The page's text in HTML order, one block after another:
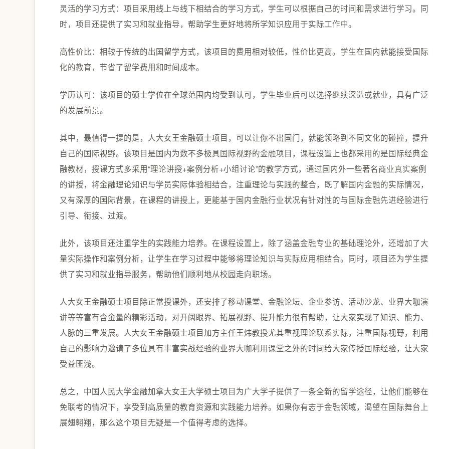
灵活的学习方式：项目采用线上与线下相结合的学习方式，学生可以根据自己的时间和需求进行学习。同
时，项目还提供了实习和就业指导，帮助学生更好地将所学知识应用于实际工作中。
高性价比：相较于传统的出国留学方式，该项目的费用相对较低，性价比更高。学生在国内就能接受国际
化的教育，节省了留学费用和时间成本。
学历认可：该项目的硕士学位在全球范围内均受到认可，学生毕业后可以选择继续深造或就业，具有广泛
的发展前景。
其中，最值得一提的是，人大女王金融硕士项目，可以让你不出国门，就能领略到不同文化的碰撞，提升
自己的国际视野。该项目是国内为数不多极具国际视野的金融项目，课程设置上也都采用的是国际经典金
融教材，授课方式多采用“理论讲授+案例分析+小组讨论”的教学方式，通过国内外一些著名商业真实案例
的讲授，将金融理论知识与学员实际体验相结合，注重理论与实践的整合，既了解国内金融的实际情况，
又有深厚的国际背景，在课程的讲授上，更能基于国内金融行业状况有针对性的与国际金融先进经验进行
引导、衔接、过渡。
此外，该项目还注重学生的实践能力培养。在课程设置上，除了涵盖金融专业的基础理论外，还增加了大
量实际操作和案例分析，让学生在学习过程中能够将理论知识与实际应用相结合。同时，项目还为学生提
供了实习和就业指导服务，帮助他们顺利地从校园走向职场。
人大女王金融硕士项目除正常授课外，还安排了移动课堂、金融论坛、企业参访、活动沙龙、业界大咖演
讲等等富有含金量的精彩活动，对开阔眼界、拓展视野、提升能力很有帮助，让大家实现了知识、能力、
人脉的三重发展。人大女王金融硕士项目加方主任王炜教授尤其重视理论联系实际，注重国际视野，利用
自己的影响力邀请了多位具有丰富实战经验的业界大咖利用课堂之外的时间给大家传授国际经验，让大家
受益匪浅。
总之，中国人民大学金融加拿大女王大学硕士项目为广大学子提供了一条全新的留学途径，让他们能够在
免联考的情况下，享受到高质量的教育资源和实践能力培养。如果你有志于金融领域，渴望在国际舞台上
展翅翱翔，那么这个项目无疑是一个值得考虑的选择。